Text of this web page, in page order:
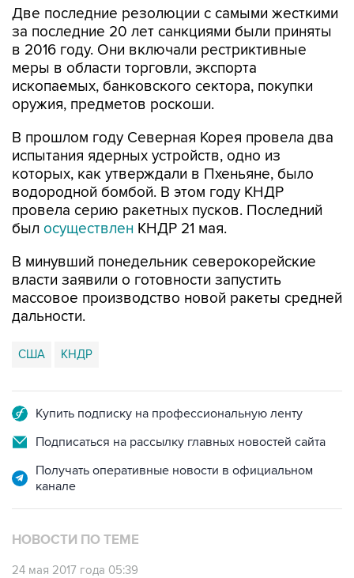
Две последние резолюции с самыми жесткими
за последние 20 лет санкциями были приняты
в 2016 году. Они включали рестриктивные
меры в области торговли, экспорта
ископаемых, банковского сектора, покупки
оружия, предметов роскоши.
В прошлом году Северная Корея провела два
испытания ядерных устройств, одно из
которых, как утверждали в Пхеньяне, было
водородной бомбой. В этом году КНДР
провела серию ракетных пусков. Последний
был осуществлен КНДР 21 мая.
В минувший понедельник северокорейские
власти заявили о готовности запустить
массовое производство новой ракеты средней
дальности.
США КНДР
Купить подписку на профессиональную ленту
Подписаться на рассылку главных новостей сайта
Получать оперативные новости в официальном
канале
НОВОСТИ ПО ТЕМЕ
24 мая 2017 года 05:39